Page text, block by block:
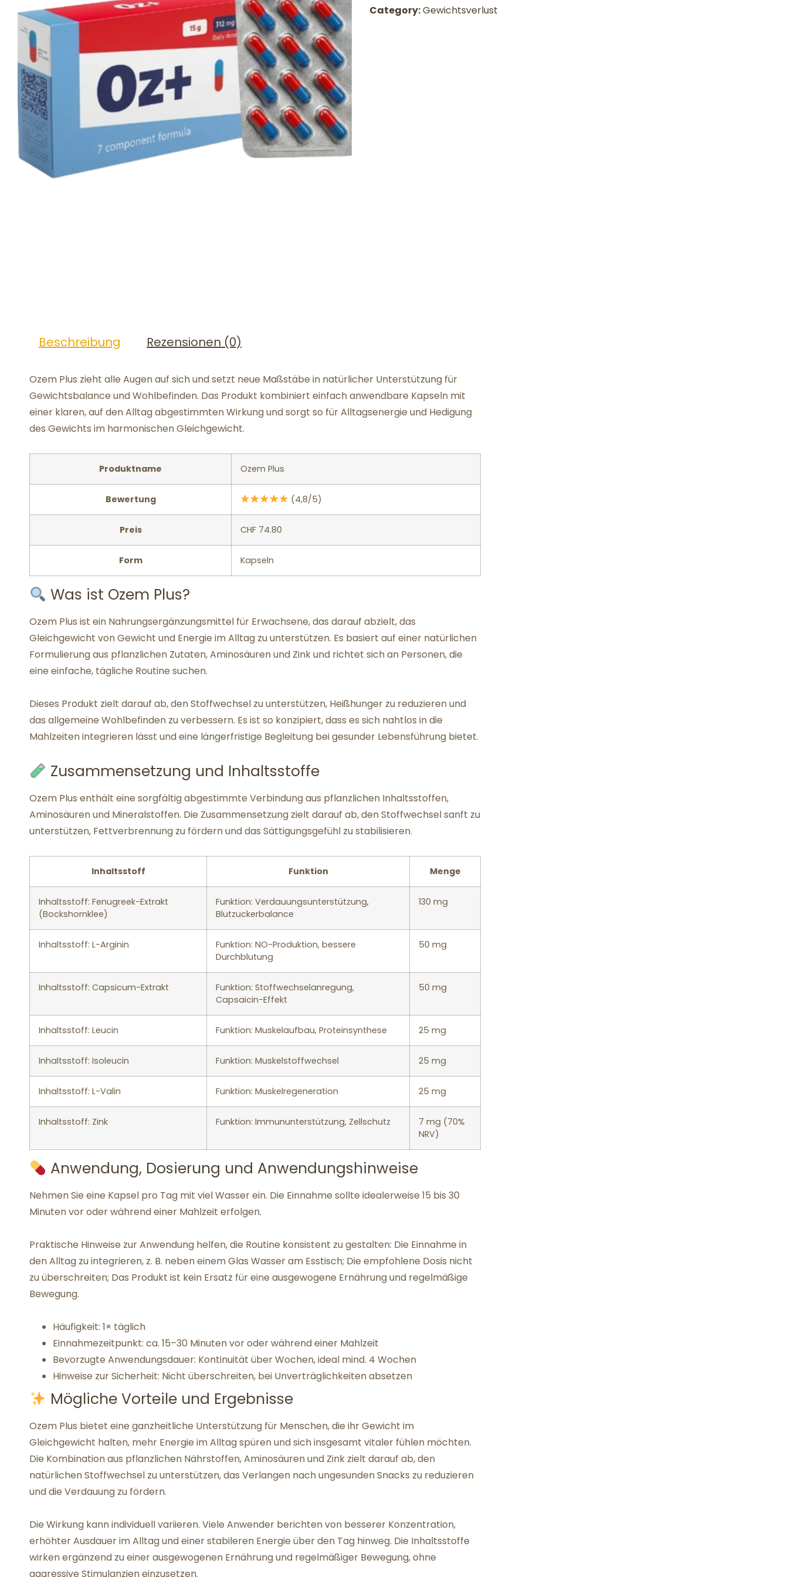
Category:Gewichtsverlust
Beschreibung Rezensionen (0)
Ozem Plus zieht alle Augen auf sich und setzt neue Maßstäbe in natürlicher Unterstützung für
Gewichtsbalance und Wohlbefinden. Das Produkt kombiniert einfach anwendbare Kapseln mit
einer klaren, auf den Alltag abgestimmten Wirkung und sorgt so für Alltagsenergie und Hedigung
des Gewichts im harmonischen Gleichgewicht.
Produktname Ozem Plus
Bewertung (4,8/5)
Preis CHF 74.80
Form Kapseln
Was ist Ozem Plus?
Ozem Plus ist ein Nahrungsergänzungsmittel für Erwachsene, das darauf abzielt, das
Gleichgewicht von Gewicht und Energie im Alltag zu unterstützen. Es basiert auf einer natürlichen
Formulierung aus pflanzlichen Zutaten, Aminosäuren und Zink und richtet sich an Personen, die
eine einfache, tägliche Routine suchen.
Dieses Produkt zielt darauf ab, den Stoffwechsel zu unterstützen, Heißhunger zu reduzieren und
das allgemeine Wohlbefinden zu verbessern. Es ist so konzipiert, dass es sich nahtlos in die
Mahlzeiten integrieren lässt und eine längerfristige Begleitung bei gesunder Lebensführung bietet.
Zusammensetzung und Inhaltsstoffe
Ozem Plus enthält eine sorgfältig abgestimmte Verbindung aus pflanzlichen Inhaltsstoffen,
Aminosäuren und Mineralstoffen. Die Zusammensetzung zielt darauf ab, den Stoffwechsel sanft zu
unterstützen, Fettverbrennung zu fördern und das Sättigungsgefühl zu stabilisieren.
Inhaltsstoff Funktion Menge
Inhaltsstoff: Fenugreek-Extrakt
(Bockshornklee)
Funktion: Verdauungsunterstützung,
Blutzuckerbalance
130 mg
Inhaltsstoff: L-Arginin
Funktion: NO-Produktion, bessere
Durchblutung
50 mg
Inhaltsstoff: Capsicum-Extrakt
Funktion: Stoffwechselanregung,
Capsaicin-Effekt
50 mg
Inhaltsstoff: Leucin Funktion: Muskelaufbau, Proteinsynthese 25 mg
Inhaltsstoff: Isoleucin Funktion: Muskelstoffwechsel 25 mg
Inhaltsstoff: L-Valin Funktion: Muskelregeneration 25 mg
Inhaltsstoff: Zink Funktion: Immununterstützung, Zellschutz
7 mg (70%
NRV)
Anwendung, Dosierung und Anwendungshinweise
Nehmen Sie eine Kapsel pro Tag mit viel Wasser ein. Die Einnahme sollte idealerweise 15 bis 30
Minuten vor oder während einer Mahlzeit erfolgen.
Praktische Hinweise zur Anwendung helfen, die Routine konsistent zu gestalten: Die Einnahme in
den Alltag zu integrieren, z. B. neben einem Glas Wasser am Esstisch; Die empfohlene Dosis nicht
zu überschreiten; Das Produkt ist kein Ersatz für eine ausgewogene Ernährung und regelmäßige
Bewegung.
Häufigkeit: 1× täglich
Einnahmezeitpunkt: ca. 15–30 Minuten vor oder während einer Mahlzeit
Bevorzugte Anwendungsdauer: Kontinuität über Wochen, ideal mind. 4 Wochen
Hinweise zur Sicherheit: Nicht überschreiten, bei Unverträglichkeiten absetzen
Mögliche Vorteile und Ergebnisse
Ozem Plus bietet eine ganzheitliche Unterstützung für Menschen, die ihr Gewicht im
Gleichgewicht halten, mehr Energie im Alltag spüren und sich insgesamt vitaler fühlen möchten.
Die Kombination aus pflanzlichen Nährstoffen, Aminosäuren und Zink zielt darauf ab, den
natürlichen Stoffwechsel zu unterstützen, das Verlangen nach ungesunden Snacks zu reduzieren
und die Verdauung zu fördern.
Die Wirkung kann individuell variieren. Viele Anwender berichten von besserer Konzentration,
erhöhter Ausdauer im Alltag und einer stabileren Energie über den Tag hinweg. Die Inhaltsstoffe
wirken ergänzend zu einer ausgewogenen Ernährung und regelmäßiger Bewegung, ohne
aggressive Stimulanzien einzusetzen.